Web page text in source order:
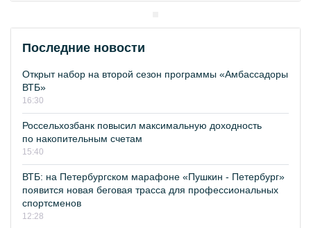
Последние новости
Открыт набор на второй сезон программы «Амбассадоры
ВТБ»
16:30
Россельхозбанк повысил максимальную доходность
по накопительным счетам
15:40
ВТБ: на Петербургском марафоне «Пушкин - Петербург»
появится новая беговая трасса для профессиональных
спортсменов
12:28